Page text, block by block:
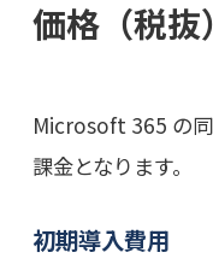
価格（税抜）
Microsoft 365 の
課金となります。
初期導入費用